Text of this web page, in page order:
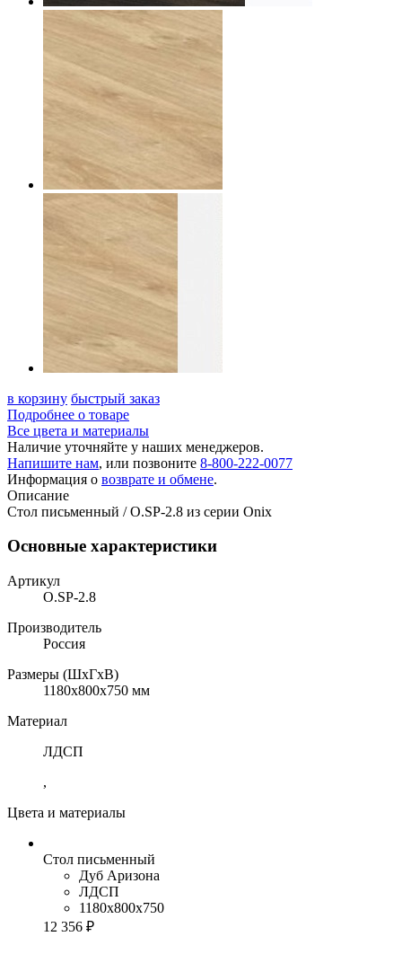
в корзину быстрый заказ
Подробнее о товаре
Все цвета и материалы
Наличие уточняйте у наших менеджеров.
Напишите нам, или позвоните 8-800-222-0077
Информация о возврате и обмене.
Описание
Стол письменный / O.SP-2.8 из серии Onix
Основные характеристики
Артикул
O.SP-2.8
Производитель
Россия
Размеры (ШхГхВ)
1180x800x750 мм
Материал
ЛДСП
,
Цвета и материалы
Стол письменный
Дуб Аризона
ЛДСП
1180x800x750
12 356 ₽